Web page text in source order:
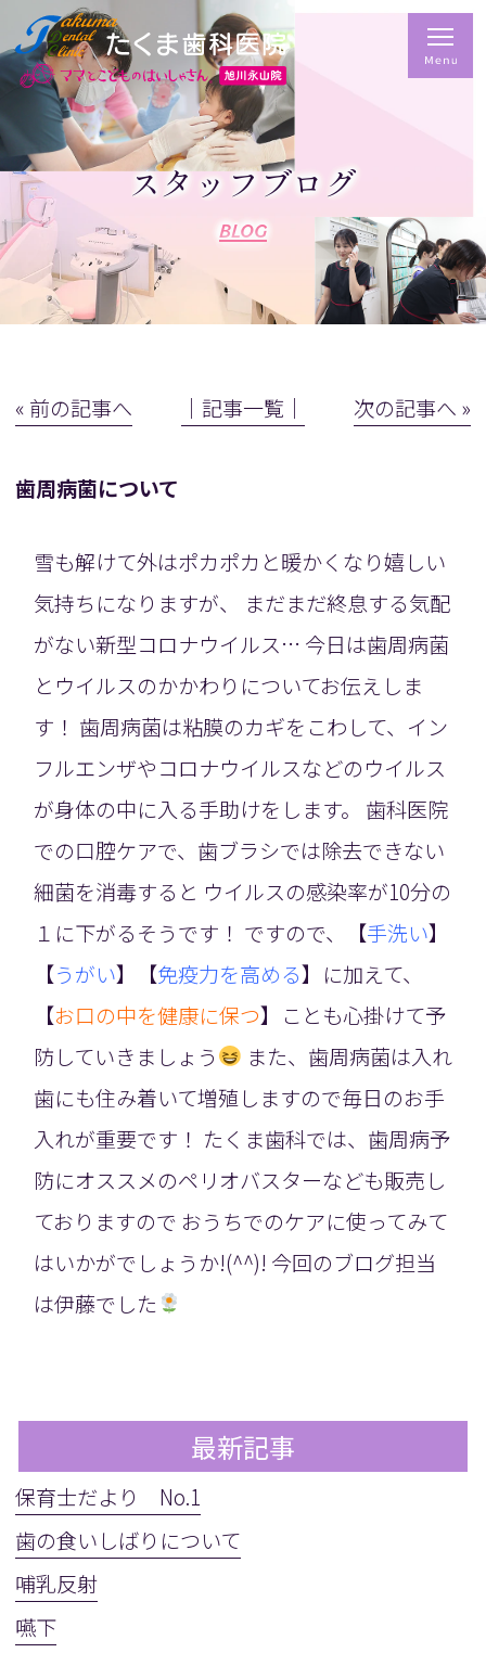
スタッフブログ
BLOG
« 前の記事へ │記事一覧│ 次の記事へ »
歯周病菌について
雪も解けて外はポカポカと暖かくなり嬉しい
気持ちになりますが、 まだまだ終息する気配
がない新型コロナウイルス… 今日は歯周病菌
とウイルスのかかわりについてお伝えしま
す！ 歯周病菌は粘膜のカギをこわして、イン
フルエンザやコロナウイルスなどのウイルス
が身体の中に入る手助けをします。 歯科医院
での口腔ケアで、歯ブラシでは除去できない
細菌を消毒すると ウイルスの感染率が10分の
１に下がるそうです！ ですので、【手洗い】
【うがい】【免疫力を高める】に加えて、
【お口の中を健康に保つ】ことも心掛けて予
防していきましょう
また、歯周病菌は入れ
歯にも住み着いて増殖しますので毎日のお手
入れが重要です！ たくま歯科では、歯周病予
防にオススメのペリオバスターなども販売し
ておりますので おうちでのケアに使ってみて
はいかがでしょうか!(^^)! 今回のブログ担当
は伊藤でした
最新記事
保育士だより No.1
歯の食いしばりについて
哺乳反射
嚥下